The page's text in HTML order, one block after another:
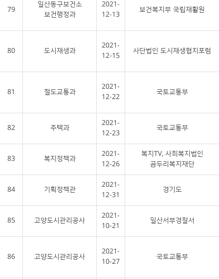
79
일산동구보건소
보건행정과
2021-
12-13
보건복지부 국립재활원
80 도시재생과
2021-
12-15
사단법인 도시재생협치포럼
81 철도교통과
2021-
12-22
국토교통부
82 주택과
2021-
12-23
국토교통부
83 복지정책과
2021-
12-26
복지TV, 사회복지법인
곰두리복지재단
84 기획정책관
2021-
12-31
경기도
85 고양도시관리공사
2021-
10-21
일산서부경찰서
86 고양도시관리공사
2021-
10-27
국토교통부